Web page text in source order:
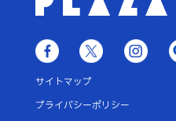
サイトマップ
プライバシーポリシー